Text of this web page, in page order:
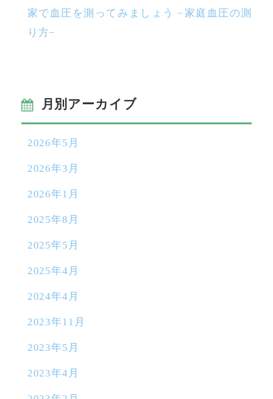
家で血圧を測ってみましょう −家庭血圧の測
り方−
月別アーカイブ
2026年5月
2026年3月
2026年1月
2025年8月
2025年5月
2025年4月
2024年4月
2023年11月
2023年5月
2023年4月